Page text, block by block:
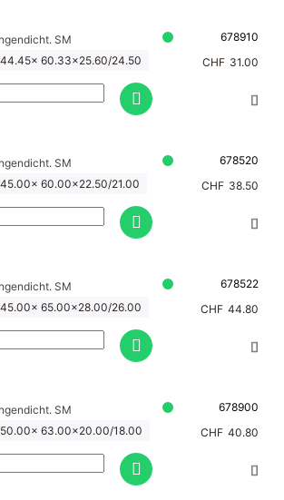
SM
678910
60.33x25.60/24.50
CHF 31.00
SM
678520
60.00x22.50/21.00
CHF 38.50
SM
678522
65.00x28.00/26.00
CHF 44.80
SM
678900
63.00x20.00/18.00
CHF 40.80